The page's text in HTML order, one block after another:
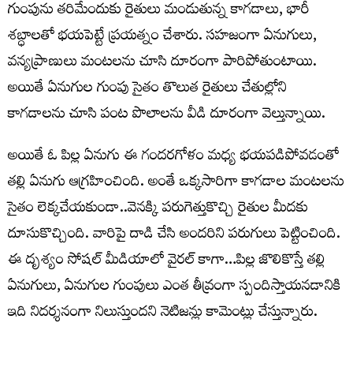
గుంపును తరిమేందుకు రైతులు మండుతున్న కాగడాలు, భారీ
శబ్ధాలతో భయపెట్టే ప్రయత్నం చేశారు. సహజంగా ఏనుగులు,
వన్యప్రాణులు మంటలను చూసి దూరంగా పారిపోతుంటాయి.
అయితే ఏనుగుల గుంపు సైతం తొలుత రైతులు చేతుల్లోని
కాగడాలను చూసి పంట పొలాలను వీడి దూరంగా వెల్తున్నాయి.
అయితే ఓ పిల్ల ఏనుగు ఈ గందరగోళం మధ్య భయపడిపోవడంతో
తల్లి ఏనుగు ఆగ్రహించింది. అంతే ఒక్కసారిగా కాగడాల మంటలను
సైతం లెక్కచేయకుండా..వెనక్కి పరుగెత్తుకొచ్చి రైతుల మీదకు
దూసుకొచ్చింది. వారిపై దాడి చేసి అందరిని పరుగులు పెట్టించింది.
ఈ దృశ్యం సోషల్ మీడియాలో వైరల్ కాగా…పిల్ల జొలికొస్తే తల్లి
ఏనుగులు, ఏనుగుల గుంపులు ఎంత తీవ్రంగా స్పందిస్తాయనడానికి
ఇది నిదర్శనంగా నిలుస్తుందని నెటిజన్లు కామెంట్లు చేస్తున్నారు.